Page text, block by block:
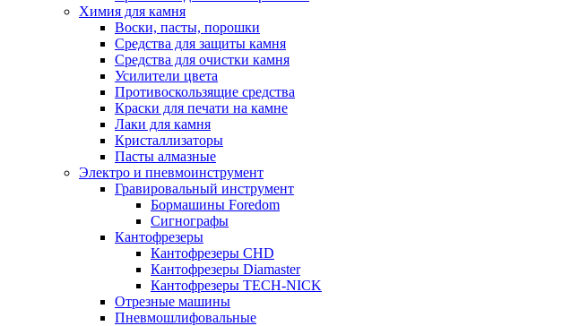
Химия для камня
Воски, пасты, порошки
Средства для защиты камня
Средства для очистки камня
Усилители цвета
Противоскользящие средства
Краски для печати на камне
Лаки для камня
Кристаллизаторы
Пасты алмазные
Электро и пневмоинструмент
Гравировальный инструмент
Бормашины Foredom
Сигнографы
Кантофрезеры
Кантофрезеры CHD
Кантофрезеры Diamaster
Кантофрезеры TECH-NICK
Отрезные машины
Пневмошлифовальные